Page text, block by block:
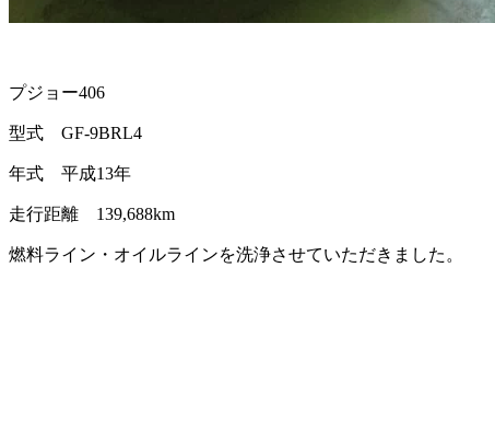
プジョー406
型式 GF-9BRL4
年式 平成13年
走行距離 139,688km
燃料ライン・オイルラインを洗浄させていただきました。